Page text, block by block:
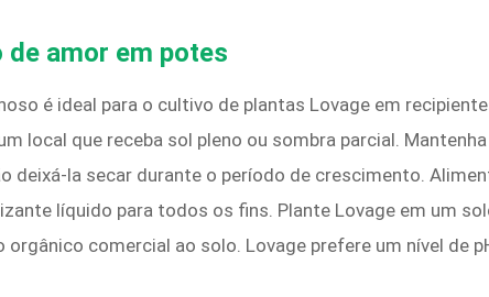
de amor em potes
é ideal para o cultivo de plantas Lovage em
local que receba sol pleno ou sombra parcial.
deixá-la secar durante o período de crescimento.
líquido para todos os fins. Plante Lovage em um
comercial ao solo. Lovage prefere um nível de